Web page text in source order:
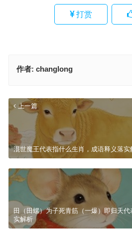
打赏
作者: changlong
上一篇
混世魔王代表指什么生肖，成语释义落实
田（田螺）为子死青筋（一爆）即归天
实解析